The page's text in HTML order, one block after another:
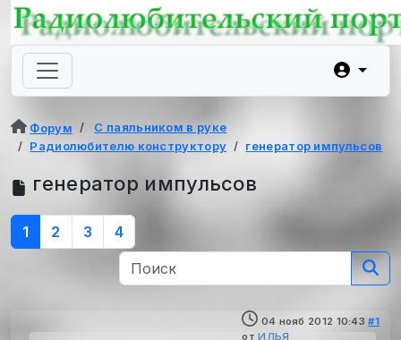
Форум
С паяльником в руке
Радиолюбителю конструктору
генератор импульсов
генератор импульсов
1 2 3 4
04 нояб 2012 10:43 #1
отИЛЬЯ